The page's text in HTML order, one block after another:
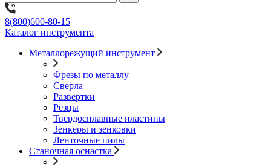
8(800)600-80-15
Каталог инструмента
Металлорежущий инструмент
Фрезы по металлу
Сверла
Развертки
Резцы
Твердосплавные пластины
Зенкеры и зенковки
Ленточные пилы
Станочная оснастка